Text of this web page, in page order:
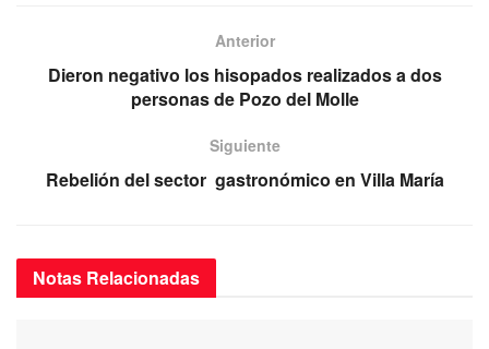
o p
p
a
m
Anterior
Dieron negativo los hisopados realizados a dos
personas de Pozo del Molle
Siguiente
Rebelión del sector gastronómico en Villa María
Notas Relacionadas